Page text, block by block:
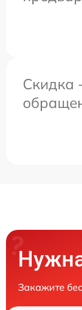
Скидка
Закажите